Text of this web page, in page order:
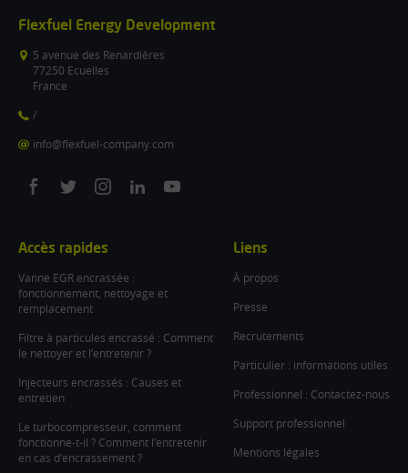
Flexfuel Energy Development
5 avenue des Renardières
77250 Ecuelles
France
/
info@flexfuel-company.com
On
On
On
On
On
Accès rapides
Vanne EGR encrassée :
fonctionnement, nettoyage et
remplacement
Filtre à particules encrassé : Comment
le nettoyer et l’entretenir ?
Injecteurs encrassés : Causes et
entretien
Le turbocompresseur, comment
fonctionne-t-il ? Comment l’entretenir
en cas d’encrassement ?
Liens
À propos
Presse
Recrutements
Particulier : informations utiles
Professionnel : Contactez-nous
Support professionnel
Mentions légales